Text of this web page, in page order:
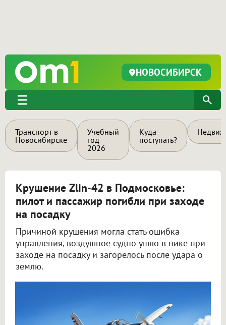
НОВОСИБИРСК
Транспорт в
Новосибирске
Учебный
год
2026
Куда
поступать?
Крушение Zlin-42 в Подмосковье:
пилот и пассажир погибли при заходе
на посадку
Причиной крушения могла стать ошибка
управления, воздушное судно ушло в пике при
заходе на посадку и загорелось после удара о
землю.